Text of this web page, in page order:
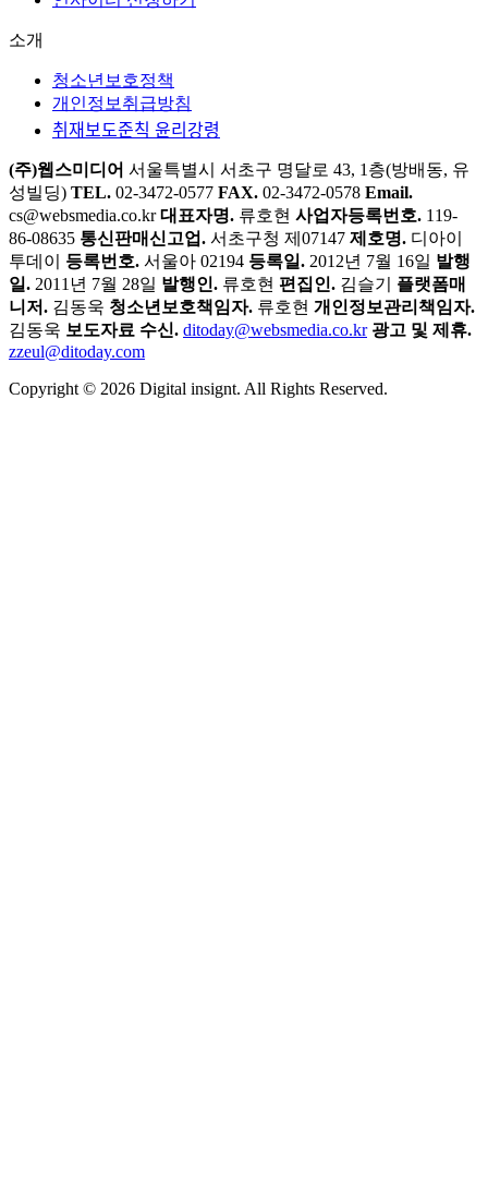
소개
청소년보호정책
개인정보취급방침
취재보도준칙 윤리강령
(주)웹스미디어 서울특별시 서초구 명달로 43, 1층(방배동, 유
성빌딩) TEL. 02-3472-0577 FAX. 02-3472-0578 Email.
cs@websmedia.co.kr 대표자명. 류호현 사업자등록번호. 119-
86-08635 통신판매신고업. 서초구청 제07147 제호명. 디아이
투데이
등록번호. 서울아 02194 등록일. 2012년 7월 16일 발행
일. 2011년 7월 28일 발행인. 류호현 편집인. 김슬기
플랫폼매
니저. 김동욱 청소년보호책임자. 류호현 개인정보관리책임자.
김동욱 보도자료 수신. ditoday@websmedia.co.kr 광고 및 제휴.
zzeul@ditoday.com
Copyright © 2026 Digital insignt. All Rights Reserved.